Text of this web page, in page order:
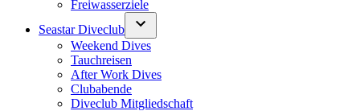
Freiwasserziele
Seastar Diveclub
Weekend Dives
Tauchreisen
After Work Dives
Clubabende
Diveclub Mitgliedschaft